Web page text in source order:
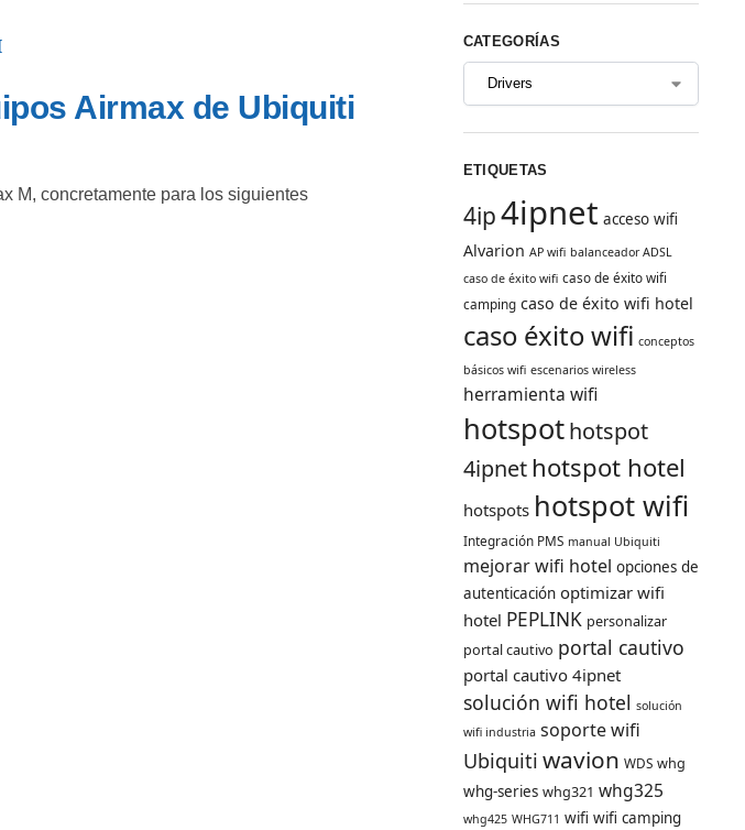
Airmax de Ubiquiti
M, concretamente para los siguientes
CATEGORÍAS
ETIQUETAS
4ip4ipnet acceso wifi
Alvarion AP wifi balanceador ADSL
caso de éxito wifi caso de éxito wifi
camping caso de éxito wifi hotel
caso éxito wifi conceptos
básicos wifi escenarios wireless
herramienta wifi
hotspothotspot
4ipnethotspot hotel
hotspots hotspot wifi
Integración PMS manual Ubiquiti
mejorar wifi hotel opciones de
autenticación optimizar wifi
hotel PEPLINK personalizar
portal cautivo portal cautivo
portal cautivo 4ipnet
solución wifi hotel solución
wifi industria soporte wifi
Ubiquiti wavion WDS whg
whg-series whg321 whg325
whg425 WHG711 wifi wifi camping